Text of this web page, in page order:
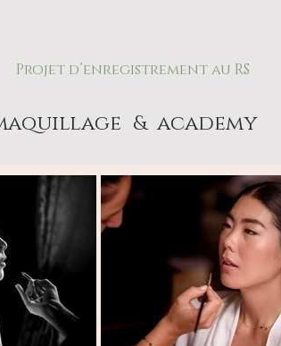
Projet d’enregistrement au RS
& academy